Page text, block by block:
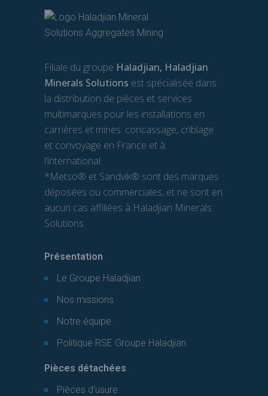
Filiale du groupe Haladjian, Haladjian
Minerals Solutions est spécialisée dans
la distribution de pièces et services
multimarques pour les installations en
carrières et mines: concassage, criblage
et convoyage en France et à
l’international.
*Metso® et Sandvik® sont des marques
déposées ou commerciales, et ne sont en
aucun cas affiliées à Haladjian Minerals
Solutions.
Présentation
Le Groupe Haladjian
Nos missions
Notre équipe
Politique RSE Groupe Haladjian
Pièces détachées
Pièces d’usure